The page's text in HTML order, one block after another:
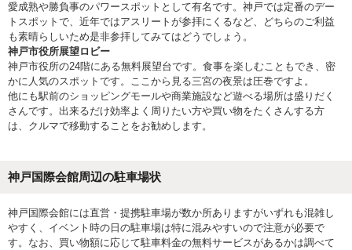
愛成熟や勝負事のパワースポットとして有名です。神戸では定番のデー
トスポットで、近年ではアスリートが参拝にくるなど、どちらのご利益
も素晴らしいため是非参拝してみてはどうでしょう。
神戸市役所展望ロビー
神戸市役所の24階にある無料展望台です。食事を楽しむこともでき、密
かに人気のスポットです。ここから見る三宮の夜景は圧巻ですよ。
他にも駅前のショッピングモールや商業施設など遊べる場所は盛りだく
さんです。出来るだけ効率よく周りたい方や買い物をたくさんする方
は、クルマで移動することをお勧めします。
神戸国際会館周辺の駐車場状
神戸国際会館には直営・提携駐車場が数か所ありますがいずれも混雑し
やすく、イベント時の日の駐車場は特に混みやすいので注意が必要で
す。なお、買い物額に応じて駐車料金の無料サービスがあるかは調べて